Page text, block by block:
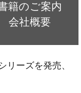
籍のご案内
会社概要
リーズを発売、